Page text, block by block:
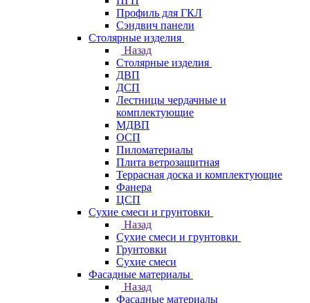
Профиль для ГКЛ
Сэндвич панели
Столярные изделия
Назад
Столярные изделия
ДВП
ДСП
Лестницы чердачные и
комплектующие
МДВП
ОСП
Пиломатериалы
Плита ветрозащитная
Террасная доска и комплектующие
Фанера
ЦСП
Сухие смеси и грунтовки
Назад
Сухие смеси и грунтовки
Грунтовки
Сухие смеси
Фасадные материалы
Назад
Фасадные материалы